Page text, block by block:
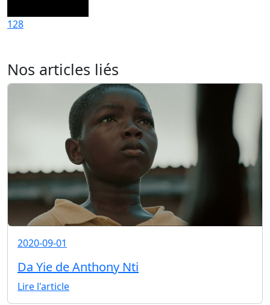
128
Nos articles liés
2020-09-01
Da Yie de Anthony Nti
Lire l'article